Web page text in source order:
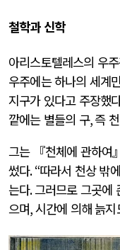
철학과 신학
아리스토텔레스의 우
우주에는 하나의 세계
지구가 있다고 주장했
깥에는 별들의 구,즉
그는 『천체에 관하여』
썼다. “따라서 천상 밖
는다.그러므로 그곳에
으며,시간에 의해 늙